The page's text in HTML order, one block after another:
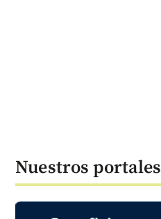
Nuestros portales